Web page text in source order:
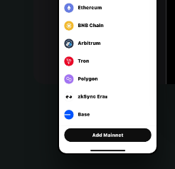
Português (Portugal)
Bahasa Indonesia
Português (Brasil)
Español (Argentina)